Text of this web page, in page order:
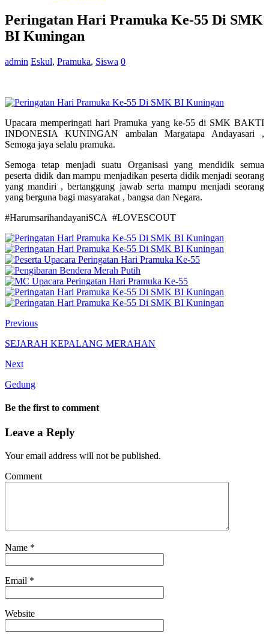
Peringatan Hari Pramuka Ke-55 Di SMK
BI Kuningan
admin Eskul, Pramuka, Siswa 0
Upacara memperingati hari Pramuka yang ke-55 di SMK BAKTI
INDONESIA KUNINGAN ambalan Margatapa Andayasari ,
Semoga jaya selalu pramuka.
Semoga tetap menjadi suatu Organisasi yang mendidik semua
peserta didik dan mampu menjadikan peserta didik menjadi seorang
yang mandiri , bertanggung jawab serta mampu menjadi seorang
yang berguna bagi masyarakat , bangsa dan Negara.
#HarumsarihandayaniSCA #LOVESCOUT
Previous
SEJARAH KEPALANG MERAHAN
Next
Gedung
Be the first to comment
Leave a Reply
Your email address will not be published.
Comment
Name *
Email *
Website